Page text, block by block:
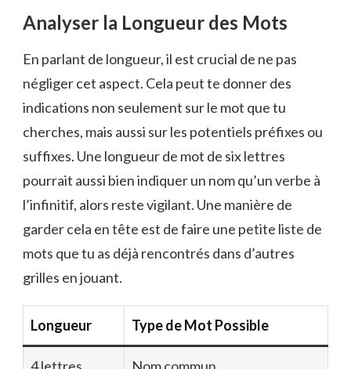
Analyser la Longueur des Mots
En parlant de longueur, il est crucial de ne pas
négliger cet aspect. Cela peut te donner des
indications non seulement sur le mot que tu
cherches, mais aussi sur les potentiels préfixes ou
suffixes. Une longueur de mot de six lettres
pourrait aussi bien indiquer un nom qu’un verbe à
l’infinitif, alors reste vigilant. Une manière de
garder cela en tête est de faire une petite liste de
mots que tu as déjà rencontrés dans d’autres
grilles en jouant.
Longueur Type de Mot Possible